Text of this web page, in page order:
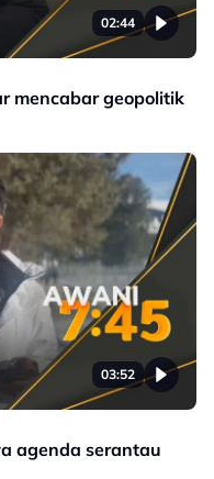
02:44
mencabar geopolitik
03:52
agenda serantau